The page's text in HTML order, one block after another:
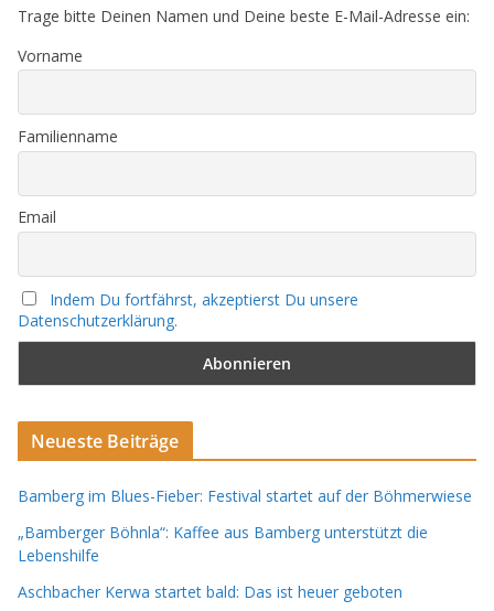
Trage bitte Deinen Namen und Deine beste E-Mail-Adresse ein:
Vorname
Familienname
Email
Indem Du fortfährst, akzeptierst Du unsere
Datenschutzerklärung.
Neueste Beiträge
Bamberg im Blues-Fieber: Festival startet auf der Böhmerwiese
„Bamberger Böhnla“: Kaffee aus Bamberg unterstützt die
Lebenshilfe
Aschbacher Kerwa startet bald: Das ist heuer geboten